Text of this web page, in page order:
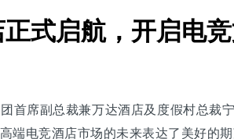
式启航，开启电
首席副总裁兼万达酒店及度假村总裁
端电竞酒店市场的未来表达了美好的期